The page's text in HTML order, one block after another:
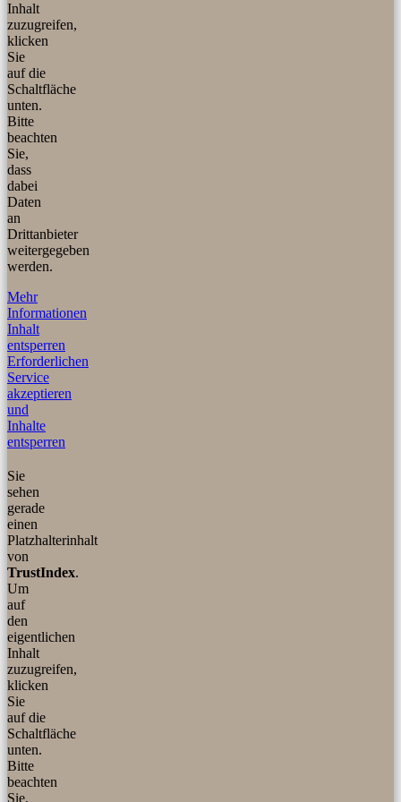
Inhalt
zuzugreifen,
klicken
Sie
auf die
Schaltfläche
unten.
Bitte
beachten
Sie,
dass
dabei
Daten
an
Drittanbieter
weitergegeben
werden.
Mehr
Informationen
Inhalt
entsperren
Erforderlichen
Service
akzeptieren
und
Inhalte
entsperren
Sie
sehen
gerade
einen
Platzhalterinhalt
von
TrustIndex.
Um
auf
den
eigentlichen
Inhalt
zuzugreifen,
klicken
Sie
auf die
Schaltfläche
unten.
Bitte
beachten
Sie,